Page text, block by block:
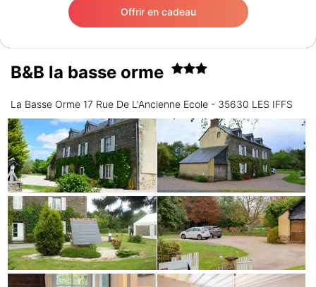
Offrir en cadeau
B&B la basse orme
La Basse Orme 17 Rue De L'Ancienne Ecole - 35630 LES IFFS